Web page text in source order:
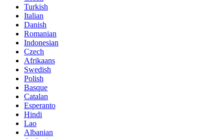
Turkish
Italian
Danish
Romanian
Indonesian
Czech
Afrikaans
Swedish
Polish
Basque
Catalan
Esperanto
Hindi
Lao
Albanian